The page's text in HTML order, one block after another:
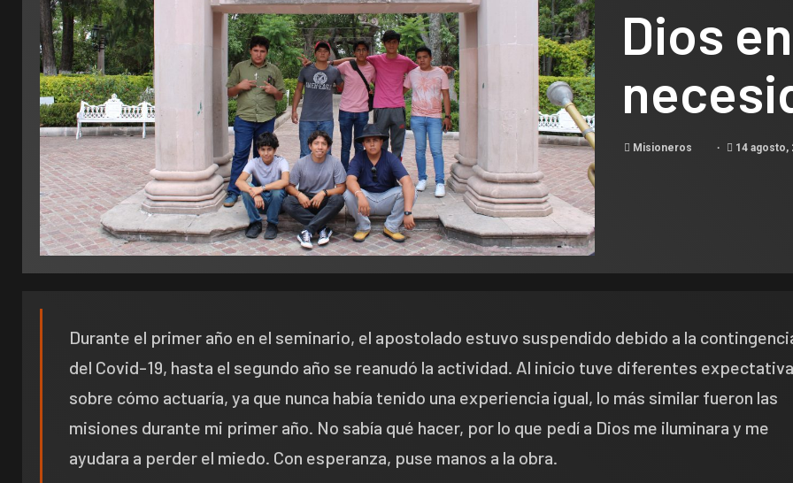
Dios
Misioneros 14 agosto,
Durante el primer año en el seminario, el apostolado estuvo suspendido debido a la
del Covid-19, hasta el segundo año se reanudó la actividad. Al inicio tuve diferentes
sobre cómo actuaría, ya que nunca había tenido una experiencia igual, lo más similar fueron las
misiones durante mi primer año. No sabía qué hacer, por lo que pedí a Dios me iluminara y me
ayudara a perder el miedo. Con esperanza, puse manos a la obra.